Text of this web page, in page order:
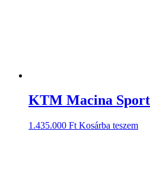
KTM Macina Sport
1.435.000 Ft Kosárba teszem